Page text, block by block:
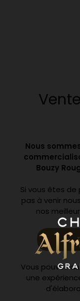
Nous
Bouzy
Si vous êtes de
pas à venir
nos
Vous pouvez
une